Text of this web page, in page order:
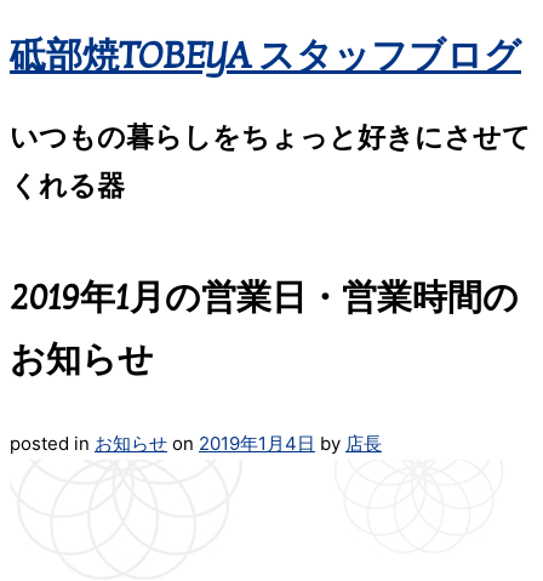
砥部焼TOBEYA スタッフブログ
いつもの暮らしをちょっと好きにさせて
くれる器
2019年1月の営業日・営業時間の
お知らせ
posted in お知らせ on 2019年1月4日 by 店長